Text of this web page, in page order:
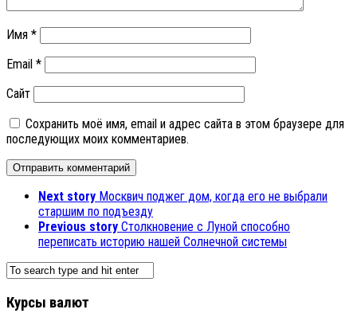
Имя *
Email *
Сайт
Сохранить моё имя, email и адрес сайта в этом браузере для
последующих моих комментариев.
Next story Москвич поджег дом, когда его не выбрали
старшим по подъезду
Previous story Столкновение с Луной способно
переписать историю нашей Солнечной системы
Курсы валют